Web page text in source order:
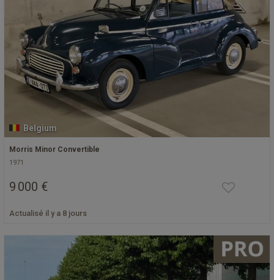
Belgium
Morris Minor Convertible
1971
9 000 €
Actualisé il y a 8 jours